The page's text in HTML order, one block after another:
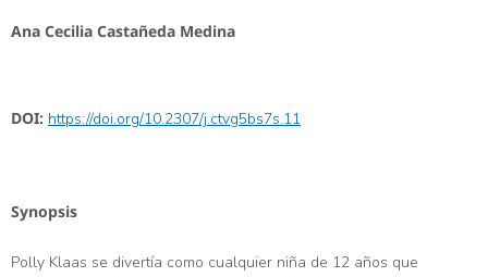
Ana Cecilia Castañeda Medina
DOI: https://doi.org/10.2307/j.ctvg5bs7s.11
Synopsis
Polly Klaas se divertía como cualquier niña de 12 años que